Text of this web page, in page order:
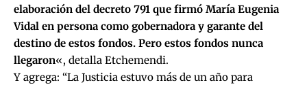
elaboración del decreto 791 que firmó María Eugenia
Vidal en persona como gobernadora y garante del
destino de estos fondos. Pero estos fondos nunca
llegaron«, detalla Etchemendi.
Y agrega: “La Justicia estuvo más de un año para